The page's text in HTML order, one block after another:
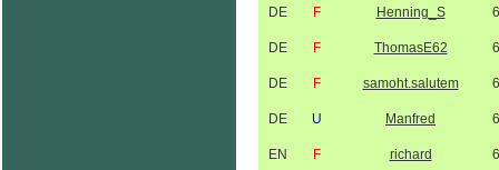
DE F Henning_S
DE F ThomasE62
DE F samoht.salutem
DE U Manfred
EN F richard